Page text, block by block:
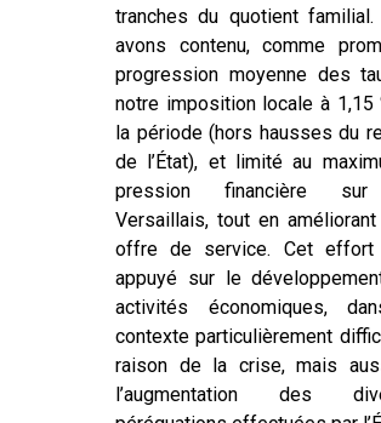
tranches du quotient familial.
avons contenu, comme
progression moyenne des
notre imposition locale à 1,15
la période (hors hausses du
de l’État), et limité au
pression financière
Versaillais, tout en
offre de service. Cet effort
appuyé sur le
activités économiques,
contexte particulièrement
raison de la crise, mais
l’augmentation des